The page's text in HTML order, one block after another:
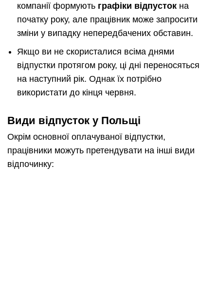
компанії формують графіки відпусток на
початку року, але працівник може запросити
зміни у випадку непередбачених обставин.
Якщо ви не скористалися всіма днями
відпустки протягом року, ці дні переносяться
на наступний рік. Однак їх потрібно
використати до кінця червня.
Види відпусток у Польщі
Окрім основної оплачуваної відпустки,
працівники можуть претендувати на інші види
відпочинку: